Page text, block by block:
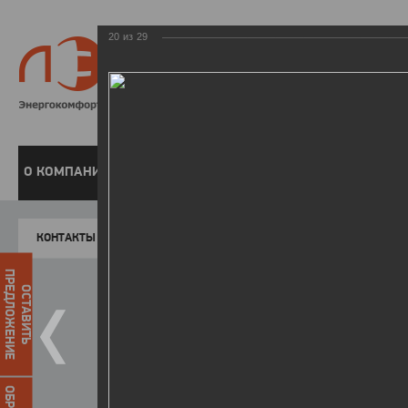
О КОМПАНИИ
КОНТАКТЫ
ОСТАВИТЬ
ПРЕДЛОЖЕНИЕ
20 из 29